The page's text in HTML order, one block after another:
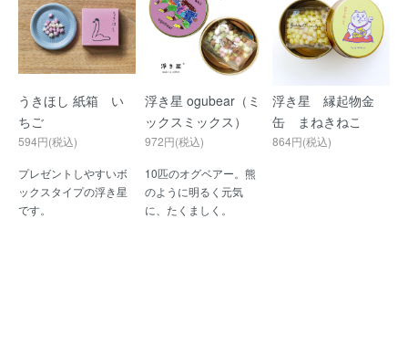
うきほし 紙箱 い
ちご
594円(税込)
プレゼントしやすいボ
ックスタイプの浮き星
です。
浮き星 ogubear（ミ
ックスミックス）
972円(税込)
10匹のオグベアー。熊
のように明るく元気
に、たくましく。
浮き星 縁起物金
缶 まねきねこ
864円(税込)